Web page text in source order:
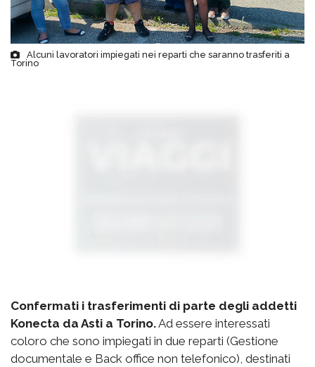
Alcuni lavoratori impiegati nei reparti che saranno trasferiti a
Torino
Confermati i trasferimenti di parte degli addetti
Konecta da Asti a Torino.Ad essere interessati
coloro che sono impiegati in due reparti (Gestione
documentale e Back office non telefonico), destinati